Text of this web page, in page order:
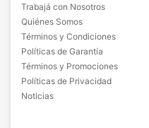
Trabajá con Nosotros
Quiénes Somos
Términos y Condiciones
Políticas de Garantía
Términos y Promociones
Políticas de Privacidad
Noticias